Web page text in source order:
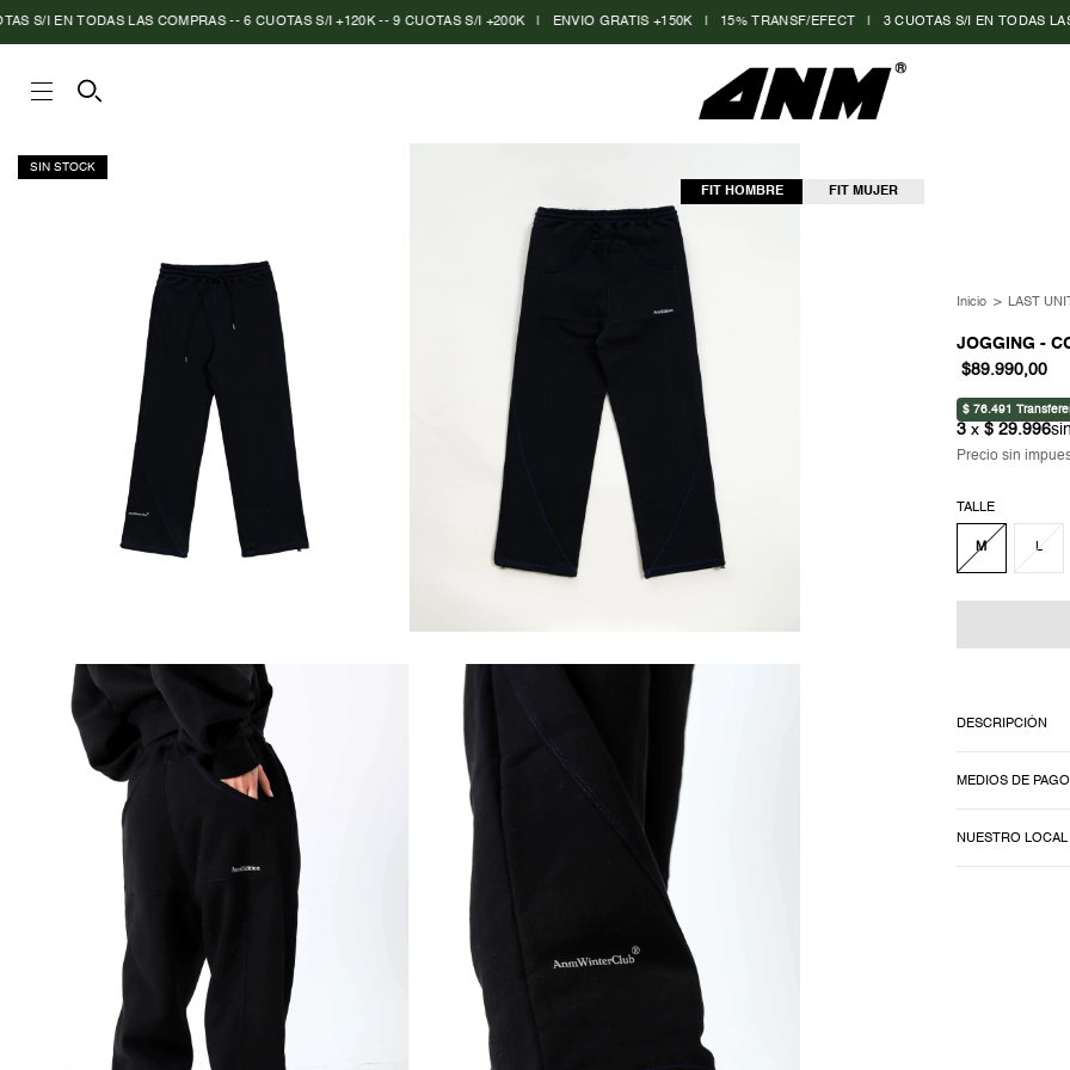
TODAS LAS COMPRAS -- 6 CUOTAS S/I +120K -- 9 CUOTAS S/I +200K | ENVIO GRATIS +150K | 15% TRANSF/EFECT | 3 CUOTAS S/I EN TODAS LAS
FIT HOMBRE FIT MUJER
SIN STOCK
Inicio > LAST
JOGGING -
$89.990,00
Precio sin
TALLE
M L
DESCRIPCIÓN
MEDIOS DE PAGO
NUESTRO LOCAL